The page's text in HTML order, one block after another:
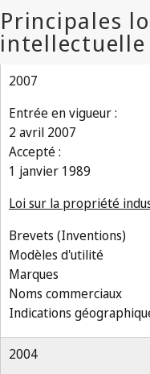
2007
Entrée en vigueur :
2 avril 2007
Accepté :
1 janvier 1989
Loi sur la propriété
Brevets (Inventions)
Modèles d'utilité
Marques
Noms commerciaux
Indications
2004